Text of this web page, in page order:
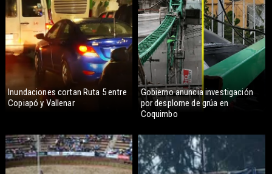
Inundaciones cortan Ruta 5 entre
Copiapó y Vallenar
Gobierno anuncia investigación
por desplome de grúa en
Coquimbo